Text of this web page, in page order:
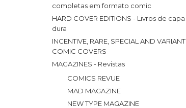
completas em formato comic
HARD COVER EDITIONS - Livros de capa
dura
INCENTIVE, RARE, SPECIAL AND VARIANT
COMIC COVERS
MAGAZINES - Revistas
COMICS REVUE
MAD MAGAZINE
NEW TYPE MAGAZINE